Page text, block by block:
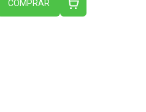
COMPRAR